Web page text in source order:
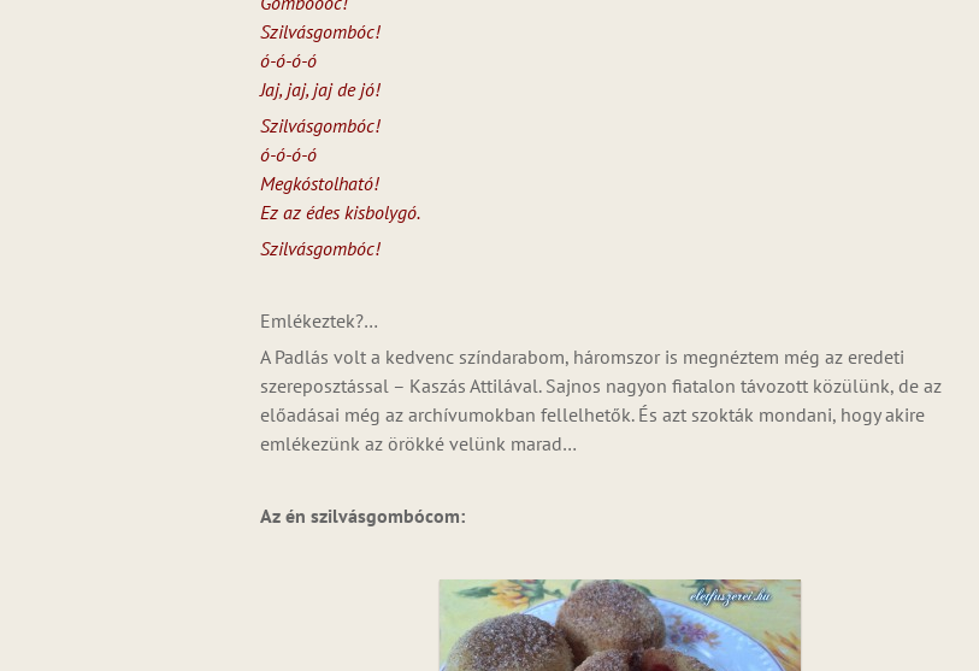
Szilvásgombóc!
ó-ó-ó-ó
Jaj, jaj, jaj de jó!
Szilvásgombóc!
ó-ó-ó-ó
Megkóstolható!
Ez az édes kisbolygó.
Szilvásgombóc!
Emlékeztek?…
A Padlás volt a kedvenc színdarabom, háromszor is megnéztem még az eredeti
szereposztással – Kaszás Attilával. Sajnos nagyon fiatalon távozott közülünk, de az
előadásai még az archívumokban fellelhetők. És azt szokták mondani, hogy akire
emlékezünk az örökké velünk marad…
Az én szilvásgombócom: